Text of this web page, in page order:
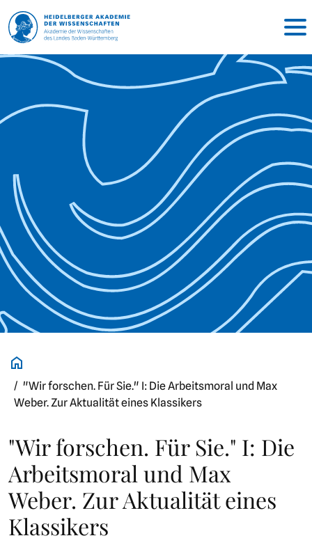
"Wir forschen. Für Sie." I: Die Arbeitsmoral und Max
Weber. Zur Aktualität eines Klassikers
"Wir forschen. Für Sie." I: Die
Arbeitsmoral und Max
Weber. Zur Aktualität eines
Klassikers